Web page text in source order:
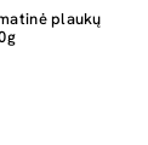
plaukų